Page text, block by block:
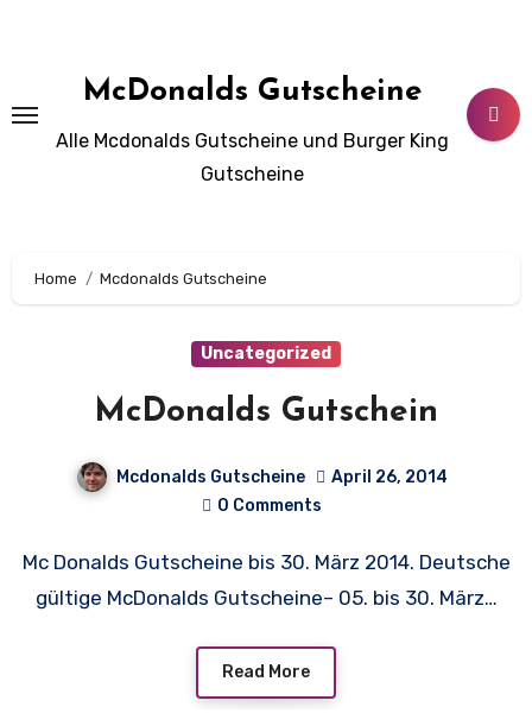
McDonalds Gutscheine
Alle Mcdonalds Gutscheine und Burger King
Gutscheine
Home Mcdonalds Gutscheine
Uncategorized
McDonalds Gutschein
Mcdonalds Gutscheine
April 26, 2014
0 Comments
Mc Donalds Gutscheine bis 30. März 2014. Deutsche
gültige McDonalds Gutscheine– 05. bis 30. März…
Read More